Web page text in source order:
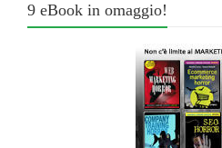
9 eBook in omaggio!